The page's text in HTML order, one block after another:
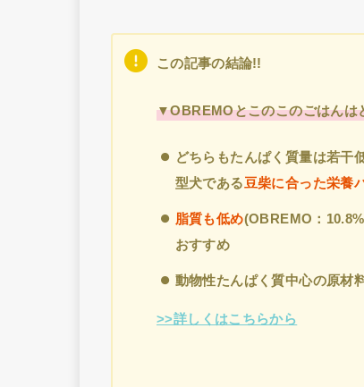
この記事の結論!!
▼OBREMOとこのこのごはんは
どちらもたんぱく質量は若干
型犬である豆柴に合った栄養
脂質も低め(OBREMO：
おすすめ
動物性たんぱく質中心の原材
>>詳しくはこちらから